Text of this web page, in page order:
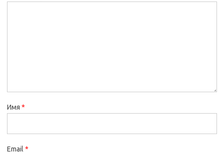
Имя *
Email *